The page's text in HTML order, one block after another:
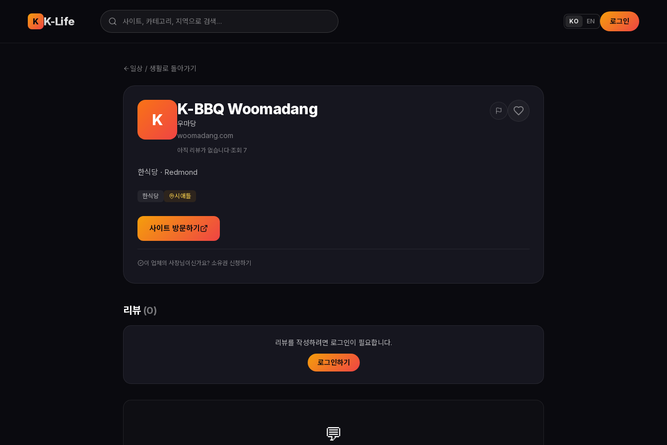
K K-Life KO EN 로그인
일상 / 생활로 돌아가기
K
K-BBQ Woomadang
우마당
woomadang.com
아직 리뷰가 없습니다·조회 7
한식당 · Redmond
한식당 시애틀
사이트 방문하기
이 업체의 사장님이신가요? 소유권 신청하기
리뷰 (0)
리뷰를 작성하려면 로그인이 필요합니다.
로그인하기
💬